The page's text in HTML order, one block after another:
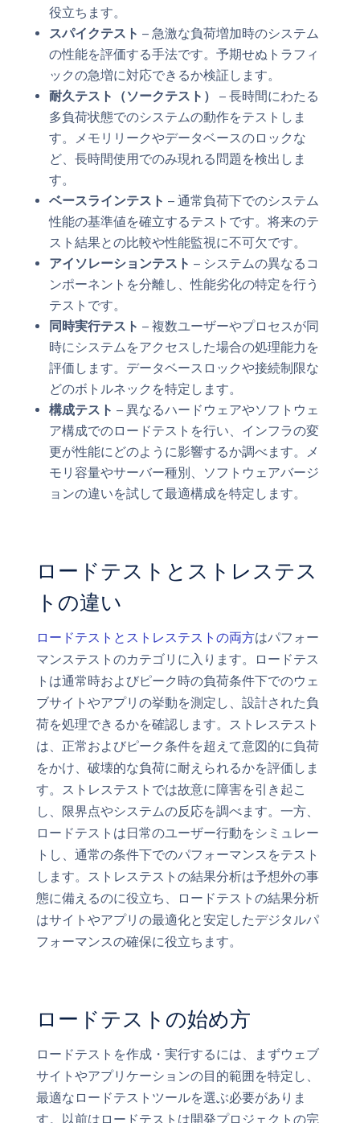
役立ちます。
スパイクテスト – 急激な負荷増加時のシステム
の性能を評価する手法です。予期せぬトラフィ
ックの急増に対応できるか検証します。
耐久テスト（ソークテスト）
– 長時間にわたる
多負荷状態でのシステムの動作をテストしま
す。メモリリークやデータベースのロックな
ど、長時間使用でのみ現れる問題を検出しま
す。
ベースラインテスト – 通常負荷下でのシステム
性能の基準値を確立するテストです。将来のテ
スト結果との比較や性能監視に不可欠です。
アイソレーションテスト – システムの異なるコ
ンポーネントを分離し、性能劣化の特定を行う
テストです。
同時実行テスト – 複数ユーザーやプロセスが同
時にシステムをアクセスした場合の処理能力を
評価します。データベースロックや接続制限な
どのボトルネックを特定します。
構成テスト – 異なるハードウェアやソフトウェ
ア構成でのロードテストを行い、インフラの変
更が性能にどのように影響するか調べます。メ
モリ容量やサーバー種別、ソフトウェアバージ
ョンの違いを試して最適構成を特定します。
ロードテストとストレステス
トの違い
ロードテストとストレステストの両方はパフォー
マンステストのカテゴリに入ります。ロードテス
トは通常時およびピーク時の負荷条件下でのウェ
ブサイトやアプリの挙動を測定し、設計された負
荷を処理できるかを確認します。ストレステスト
は、正常およびピーク条件を超えて意図的に負荷
をかけ、破壊的な負荷に耐えられるかを評価しま
す。ストレステストでは故意に障害を引き起こ
し、限界点やシステムの反応を調べます。一方、
ロードテストは日常のユーザー行動をシミュレー
トし、通常の条件下でのパフォーマンスをテスト
します。ストレステストの結果分析は予想外の事
態に備えるのに役立ち、ロードテストの結果分析
はサイトやアプリの最適化と安定したデジタルパ
フォーマンスの確保に役立ちます。
ロードテストの始め方
ロードテストを作成・実行するには、まずウェブ
サイトやアプリケーションの目的範囲を特定し、
最適なロードテストツールを選ぶ必要がありま
す。以前はロードテストは開発プロジェクトの完